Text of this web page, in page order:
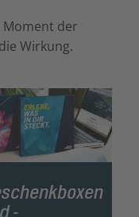
Moment der
Wirkung.
-